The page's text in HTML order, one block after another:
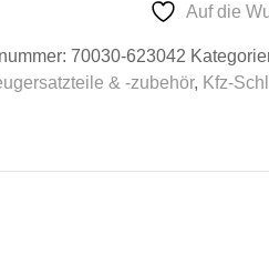
Auf die
70030-623042
& -zubehör, Kfz-